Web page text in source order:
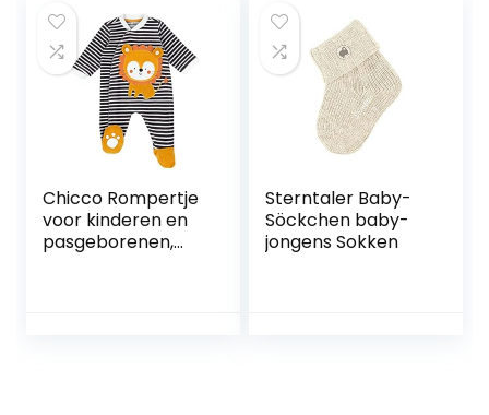
Chicco Rompertje
voor kinderen en
pasgeborenen,
Sterntaler Baby-
Söckchen baby-
jongens Sokken